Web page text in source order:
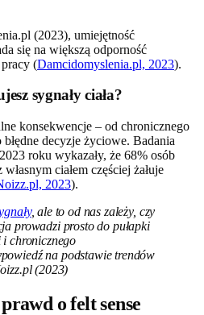
(2023), umiejętność
się na większą odporność
(Damcidomyslenia.pl, 2023).
sygnały ciała?
konsekwencje – od chronicznego
decyzje życiowe. Badania
roku wykazały, że 68% osób
ciałem częściej żałuje
2023).
, ale to od nas zależy, czy
prowadzi prosto do pułapki
chronicznego
na podstawie trendów
(2023)
o felt sense